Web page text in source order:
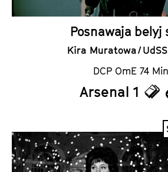
Posnawaja belyj
Kira Muratowa /
DCP OmE 74
Arsenal 1
T
c
k